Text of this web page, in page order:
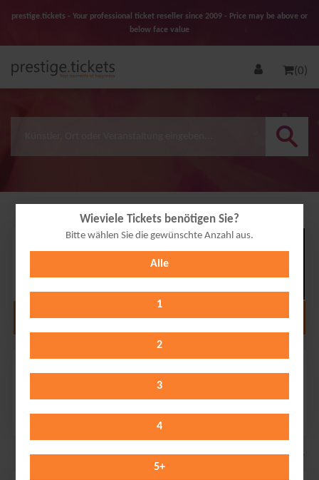
prestige.tickets - Your professional ticket reseller since 2009 - Price may be above or
below face value
(0)
Wieviele Tickets benötigen Sie?
Bitte wählen Sie die gewünschte Anzahl aus.
Alle
1
2
3
4
5+
25
Alle Termine anzeigen
Uber Eats Music Hall // Berlin
Friday 25.09.2026